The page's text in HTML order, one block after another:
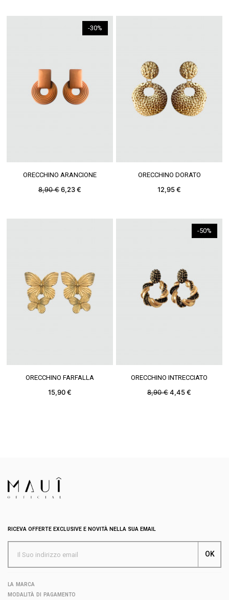
VEDERE DI PIÙ
-30%
ORECCHINO ARANCIONE
8,90 €6,23 €
VEDERE DI PIÙ
ORECCHINO DORATO
12,95 €
VEDERE DI PIÙ
ORECCHINO FARFALLA
15,90 €
VEDERE DI PIÙ
-50%
ORECCHINO INTRECCIATO
8,90 €4,45 €
RICEVA OFFERTE EXCLUSIVE E NOVITÀ NELLA SUA EMAIL
LA MARCA
MODALITÀ DI PAGAMENTO